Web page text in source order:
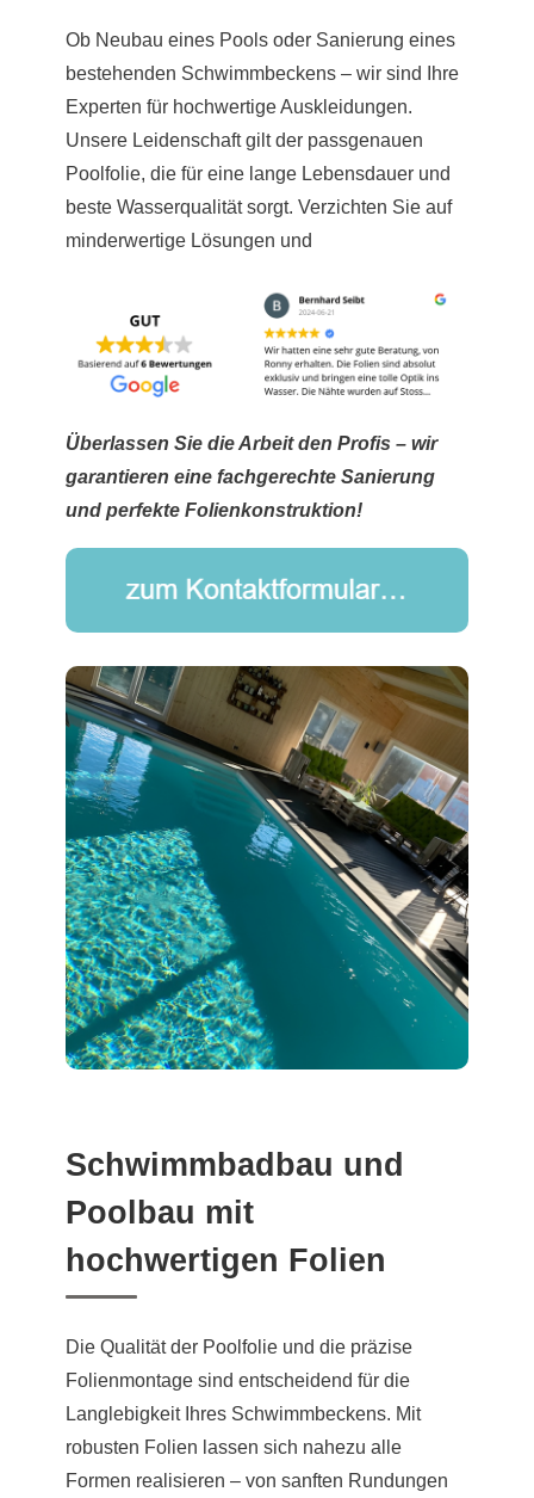
Ob Neubau eines Pools oder Sanierung eines
bestehenden Schwimmbeckens – wir sind Ihre
Experten für hochwertige Auskleidungen.
Unsere Leidenschaft gilt der passgenauen
Poolfolie, die für eine lange Lebensdauer und
beste Wasserqualität sorgt. Verzichten Sie auf
minderwertige Lösungen und
Überlassen Sie die Arbeit den Profis – wir
garantieren eine fachgerechte Sanierung
und perfekte Folienkonstruktion!
Schwimmbadbau und
Poolbau mit
hochwertigen Folien
Die Qualität der Poolfolie und die präzise
Folienmontage sind entscheidend für die
Langlebigkeit Ihres Schwimmbeckens. Mit
robusten Folien lassen sich nahezu alle
Formen realisieren – von sanften Rundungen